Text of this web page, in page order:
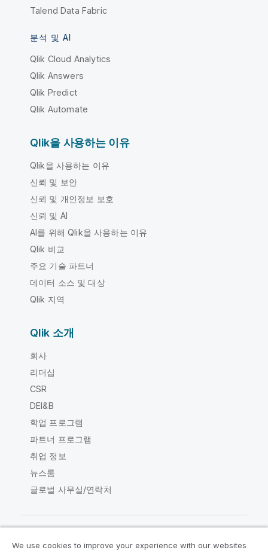
Talend Data Fabric
분석 및 AI
Qlik Cloud Analytics
Qlik Answers
Qlik Predict
Qlik Automate
Qlik을 사용하는 이유
Qlik을 사용하는 이유
신뢰 및 보안
신뢰 및 개인정보 보호
신뢰 및 AI
AI를 위해 Qlik을 사용하는 이유
Qlik 비교
주요 기술 파트너
데이터 소스 및 대상
Qlik 지역
Qlik 소개
회사
리더십
CSR
DEI&B
학업 프로그램
파트너 프로그램
취업 정보
뉴스룸
글로벌 사무실/연락처
We use cookies to improve your experience with our websites